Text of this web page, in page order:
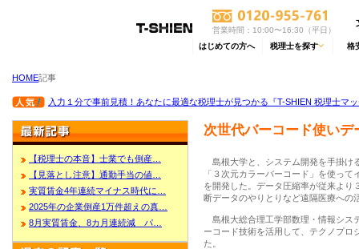
営業時間：10:00〜16:30（平日）
はじめての方へ 税理士を探す 格
HOME記事
入力１分で事前見積！あなたに最適な税理士が見つかる『T-SHIEN 税理士マ
【税理士の本音】士業でも倒産…
【見落とし注意】通勤手当の値…
実質賃金4年連続マイナス時代に…
2025年の企業倒産1万件超えの真…
8月実質賃金、8カ月連続減 パ…
次世代バーコード使い
島根大学と、システム開発を手掛け
「３次元カラーバーコード」を使っ
を開発した。データ圧縮率が従来より
断データのやりとりなど遠隔医療への
島根大総合理工学部数理・情報シス
ーコード技術を活用して、テクノプロ
た。